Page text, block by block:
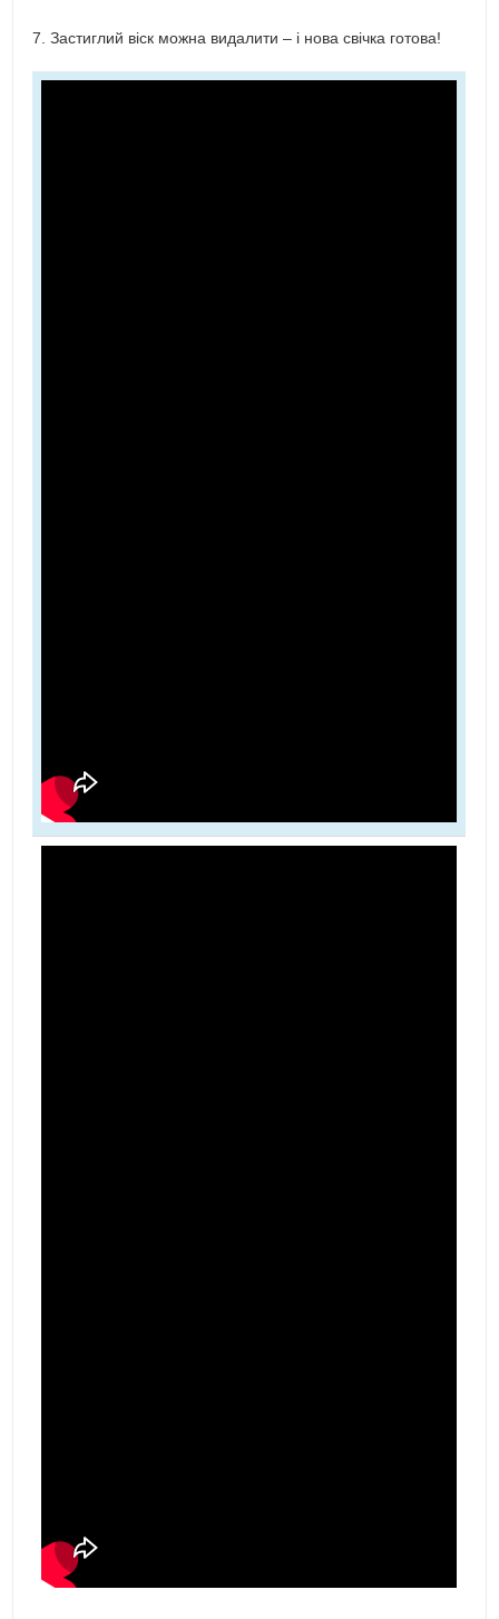
7. Застиглий віск можна видалити – і нова свічка готова!